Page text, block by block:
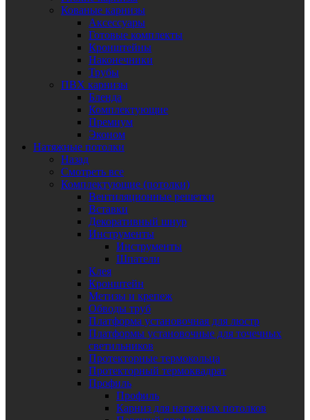
Кованые карнизы
Аксессуары
Готовые комплекты
Кронштейны
Наконечники
Трубы
ПВХ карнизы
Бленда
Комплектующие
Премиум
Эконом
Натяжные потолки
Назад
Смотреть все
Комплектующие (потолки)
Вентиляционные решетки
Вставки
Декоративный шнур
Инструменты
Инструменты
Шпатели
Клея
Кронштейн
Метизы и крепеж
Обводы труб
Платформа установочная для люстр
Платформы установочные для точечных
светильников
Протекторные термокольца
Протекторный термоквадрат
Профиль
Профиль
Карниз для натяжных потолков